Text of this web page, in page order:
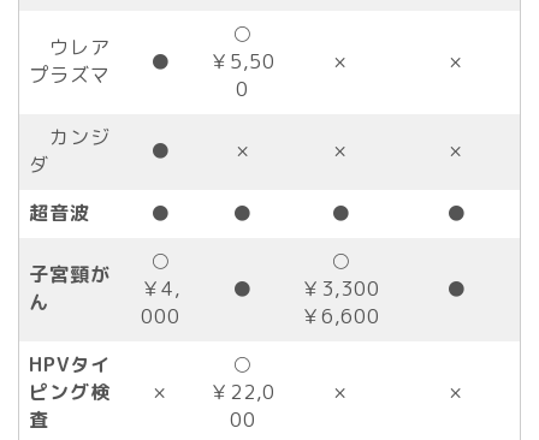
ウレア
プラズマ
●
○
￥5,50
0
× ×
カンジ
ダ
● × × ×
超音波 ● ● ● ●
子宮頸が
ん
○
￥4,
000
●
○
￥3,300
￥6,600
●
HPVタイ
ピング検
査
×
○
￥22,0
00
× ×